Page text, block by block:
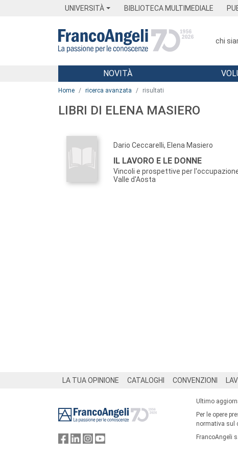
UNIVERSITÀ BIBLIOTECA MULTIMEDIALE
chi
Menu
NOVITÀ
Home ricerca avanzata risultati
LIBRI DI ELENA MASIERO
Dario Ceccarelli, Elena Masiero
IL LAVORO E LE DONNE
Vincoli e prospettive per
Valle d'Aosta
LA TUA OPINIONE CATALOGHI CONVENZIONI
Ultimo
Per le opere
normativa sul
FrancoAngeli